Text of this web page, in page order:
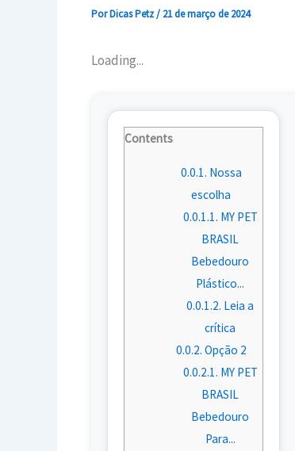
PorDicas Petz/ 21 de março de 2024
Loading...
Contents
0.0.1. Nossa
escolha
0.0.1.1. MY PET
BRASIL
Bebedouro
Plástico...
0.0.1.2. Leia a
crítica
0.0.2. Opção 2
0.0.2.1. MY PET
BRASIL
Bebedouro
Para...